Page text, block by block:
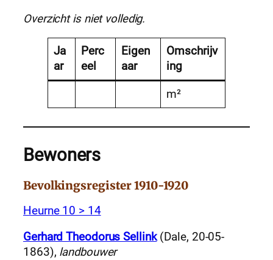
Overzicht is niet volledig.
Ja
ar
Perc
eel
Eigen
aar
Omschrijv
ing
m²
Bewoners
Bevolkingsregister 1910-1920
Heurne 10 > 14
Gerhard Theodorus Sellink(Dale, 20-05-
1863), landbouwer